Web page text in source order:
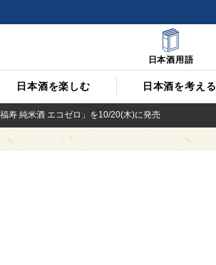
日本酒を楽しむ 日本酒を考える
日本酒用語
寿 純米酒 エコゼロ」を10/20(木)に発売